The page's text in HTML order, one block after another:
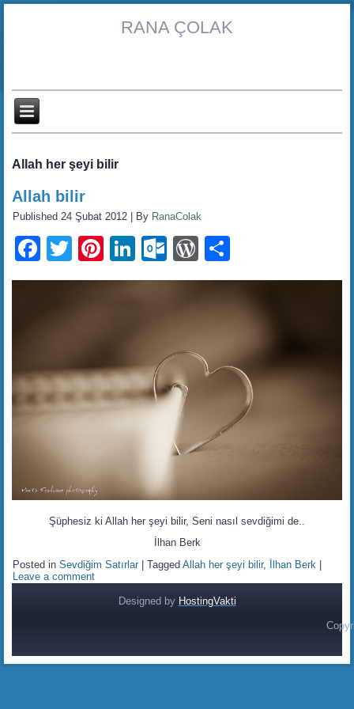
RANA ÇOLAK
Allah her şeyi bilir
Allah bilir
Published 24 Şubat 2012 By RanaColak
Facebook
TwitterPinterest
LinkedIn
Outlook.com
WordPress
Şüphesiz ki Allah her şeyi bilir, Seni nasıl sevdiğimi de..
İlhan Berk
Posted in Sevdiğim Satırlar |Tagged Allah her şeyi bilir, İlhan Berk
Leave a comment
Designed by HostingVakti